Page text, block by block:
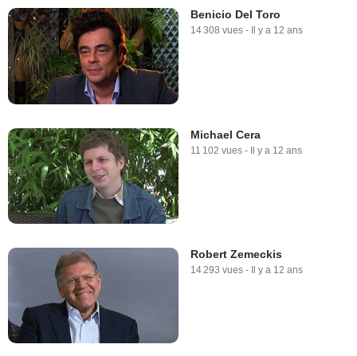
Benicio Del Toro
14 308 vues - Il y a 12 ans
Michael Cera
11 102 vues - Il y a 12 ans
Robert Zemeckis
14 293 vues - Il y a 12 ans